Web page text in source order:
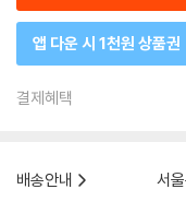
앱 다운 시 1천원 상품권
결제혜택
배송안내
서